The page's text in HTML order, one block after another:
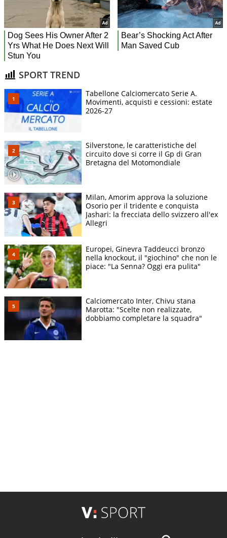
SPORT TREND
Tabellone Calciomercato Serie A.
Movimenti, acquisti e cessioni: estate
2026-27
Silverstone, le caratteristiche del
circuito dove si corre il Gp di Gran
Bretagna del Motomondiale
Milan, Amorim approva la soluzione
Osorio per il tridente e conquista
Jashari: la frecciata dello svizzero all'ex
Allegri
Europei, Ginevra Taddeucci bronzo
nella knockout, il "giochino" che non le
piace: "La Senna? Oggi era pulita"
Calciomercato Inter, Chivu stana
Marotta: "Scelte non realizzate,
dobbiamo completare la squadra"